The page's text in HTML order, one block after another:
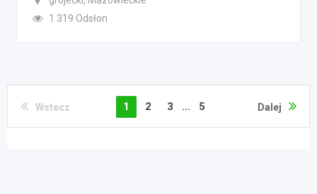
1 319 Odsłon
Wstecz 1 2 3 ... 5 Dalej